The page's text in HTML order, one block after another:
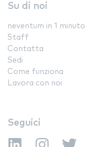
Su di noi
neventum in 1 minuto
Staff
Contatta
Sedi
Come funziona
Lavora con noi
Seguici